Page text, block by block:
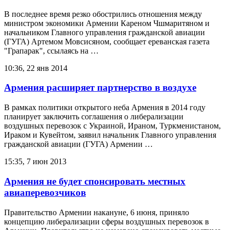
В последнее время резко обострились отношения между
министром экономики Армении Кареном Чшмаритяном и
начальником Главного управления гражданской авиации
(ГУГА) Артемом Мовсисяном, сообщает ереванская газета
"Грапарак", ссылаясь на …
10:36, 22 янв 2014
Армения расширяет партнерство в воздухе
В рамках политики открытого неба Армения в 2014 году
планирует заключить соглашения о либерализации
воздушных перевозок с Украиной, Ираном, Туркменистаном,
Ираком и Кувейтом, заявил начальник Главного управления
гражданской авиации (ГУГА) Армении …
15:35, 7 июн 2013
Армения не будет спонсировать местных
авиаперевозчиков
Правительство Армении накануне, 6 июня, приняло
концепцию либерализации сферы воздушных перевозок в